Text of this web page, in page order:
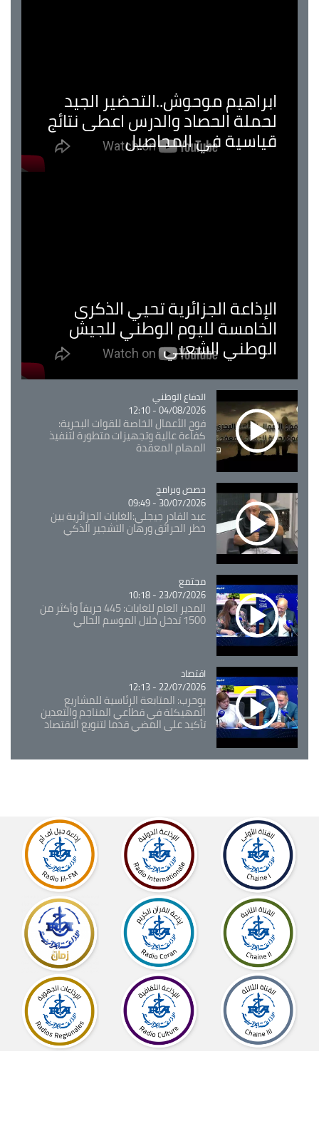
ابراهيم موحوش..التحضير الجيد
لحملة الحصاد والدرس اعطى نتائج
قياسية في المحاصيل
الإذاعة الجزائرية تحيي الذكرى
الخامسة لليوم الوطني للجيش
الوطني الشعبي
Catégorie
الدفاع الوطني
04/08/2026 - 12:10
فوج الأعمال الخاصة للقوات البحرية:
كفاءة عالية وتجهيزات متطورة لتنفيذ
المهام المعقدة
Catégorie
حصص وبرامج
30/07/2026 - 09:49
عبد القادر جيجلي:الغابات الجزائرية بين
خطر الحرائق ورهان التشجير الذكي
Catégorie
مجتمع
23/07/2026 - 10:18
المدير العام للغابات: 445 حريقاً وأكثر من
1500 تدخل خلال الموسم الحالي
Catégorie
اقتصاد
22/07/2026 - 12:13
بوحرب: المتابعة الرئاسية للمشاريع
المهيكلة في قطاعي المناجم والتعدين
تأكيد على المضي قدما لتنويع الاقتصاد